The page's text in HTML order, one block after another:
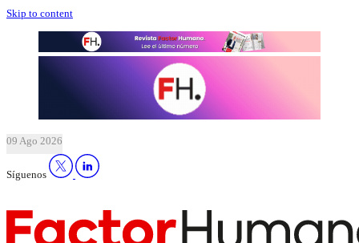
Skip to content
09 Ago 2026
Síguenos